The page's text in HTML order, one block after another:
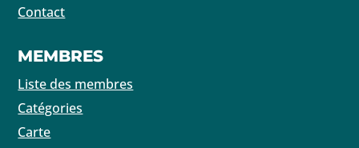
Contact
MEMBRES
Liste des membres
Catégories
Carte